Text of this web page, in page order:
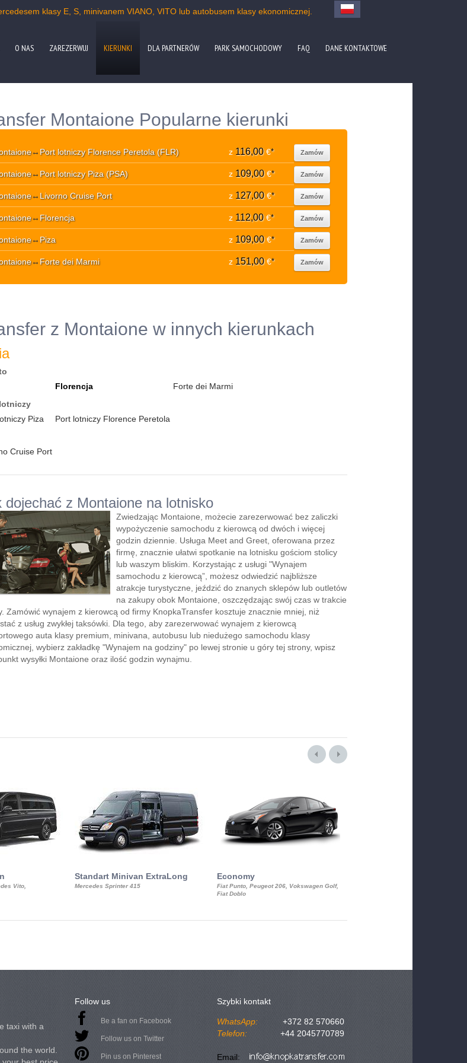
klasy E, S, minivanem VIANO, VITO lub autobusem klasy ekonomicznej.
O NAS ZAREZERWUJ KIERUNKI DLA PARTNERÓW PARK SAMOCHODOWY FAQ DANE KONTAKTOWE
Montaione Popularne kierunki
↔ Port lotniczy Florence Peretola (FLR) z 116,00€* Zamów
↔ Port lotniczy Piza (PSA) z 109,00€* Zamów
↔ Livorno Cruise Port z 127,00€* Zamów
↔ Florencja z 112,00€* Zamów
↔ Piza z 109,00€* Zamów
↔ Forte dei Marmi z 151,00€* Zamów
z Montaione w innych kierunkach
Florencja
Forte dei Marmi
Piza
Port lotniczy Florence Peretola
Cruise Port
dojechać z Montaione na lotnisko
Zwiedzając Montaione, możecie zarezerwować bez zaliczki
wypożyczenie samochodu z kierowcą od dwóch i więcej
godzin dziennie. Usługa Meet and Greet, oferowana przez
firmę, znacznie ułatwi spotkanie na lotnisku gościom stolicy
lub waszym bliskim. Korzystając z usługi "Wynajem
samochodu z kierowcą”, możesz odwiedzić najbliższe
atrakcje turystyczne, jeździć do znanych sklepów lub outletów
na zakupy obok Montaione, oszczędzając swój czas w trakcie
Zamówić wynajem z kierowcą od firmy KnopkaTransfer kosztuje znacznie mniej, niż
z usług zwykłej taksówki. Dla tego, aby zarezerwować wynajem z kierowcą
auta klasy premium, minivana, autobusu lub niedużego samochodu klasy
wybierz zakładkę "Wynajem na godziny" po lewej stronie u góry tej strony, wpisz
wysyłki Montaione oraz ilość godzin wynajmu.
Vito,
Standart Minivan ExtraLong
Mercedes Sprinter 415
Economy
Fiat Punto, Peugeot 206, Vokswagen Golf,
Fiat Doblo
taxi with a
the world.
Follow us
Be a fan on Facebook
Follow us on Twitter
Pin us on Pinterest
Szybki kontakt
WhatsApp:
+372 82 570660
Telefon:
+44 2045770789
Email: